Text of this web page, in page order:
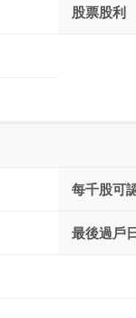
股票股利
每千股可
最後過戶日